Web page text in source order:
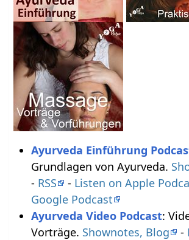
Ayurveda Einführung
Grundlagen von Ayurveda.
- RSS - Listen on Apple
Google Podcast
Ayurveda Video Podcast:
Vorträge. Shownotes, Blog -